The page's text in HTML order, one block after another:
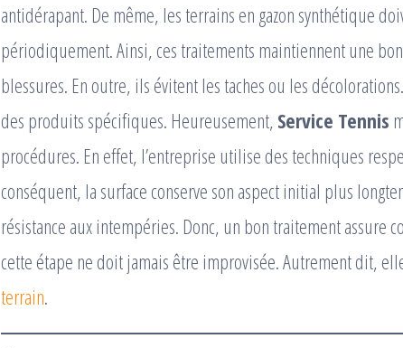
antidérapant. De même, les terrains en gazon synthétique
périodiquement. Ainsi, ces traitements maintiennent une
blessures. En outre, ils évitent les taches ou les
des produits spécifiques. Heureusement, Service Tennis
procédures. En effet, l’entreprise utilise des techniques
conséquent, la surface conserve son aspect initial plus
résistance aux intempéries. Donc, un bon traitement assure
cette étape ne doit jamais être improvisée. Autrement dit,
terrain.